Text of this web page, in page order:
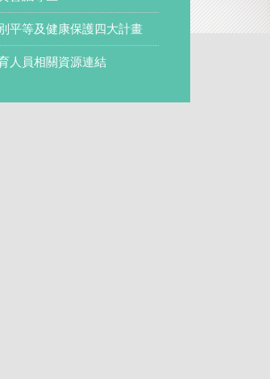
平等及健康保護四大計畫
人員相關資源連結